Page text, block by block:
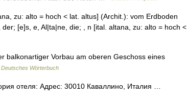
zu: alto = hoch < lat. altus] (Archit.): vom Erdboden
[e]s, e, Al|ta|ne, die; , n [ital. altana, zu: alto = hoch <
balkonartiger Vorbau am oberen Geschoss eines
Wörterbuch
отеля: Адрес: 30010 Каваллино, Италия …